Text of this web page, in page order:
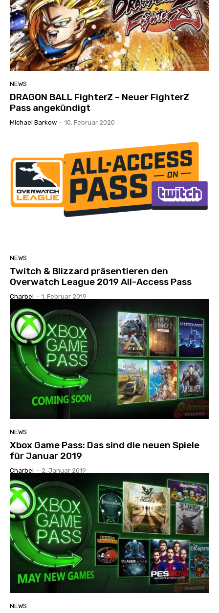
NEWS
DRAGON BALL FighterZ – Neuer FighterZ
Pass angekündigt
Michael Barkow - 10. Februar 2020
NEWS
Twitch & Blizzard präsentieren den
Overwatch League 2019 All-Access Pass
Charbel - 1. Februar 2019
NEWS
Xbox Game Pass: Das sind die neuen Spiele
für Januar 2019
Charbel - 2. Januar 2019
NEWS